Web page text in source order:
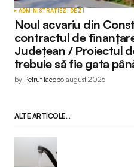
ADMINISTRAȚIEZI DE ZI
Noul acvariu din
contractul de
Județean / Proiectul
trebuie să fie gata
by Petruț Iacob6 august 2026
ALTE ARTICOLE...